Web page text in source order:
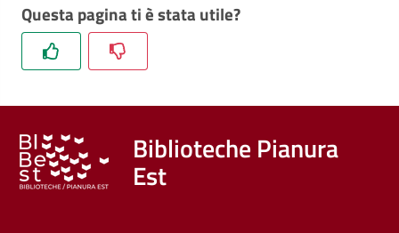
Trova
e
Calendario
Questa pagina ti è stata utile?
Biblioteche Pianura
Est